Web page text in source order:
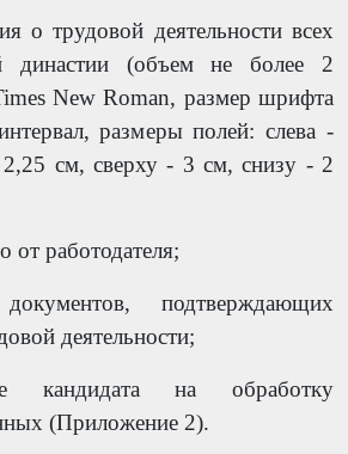
о трудовой деятельности всех
династии (объем не более 2
New Roman, размер шрифта
размеры полей: слева -
см, сверху - 3 см, снизу - 2
от работодателя;
подтверждающих
деятельности;
кандидата на обработку
(Приложение 2).